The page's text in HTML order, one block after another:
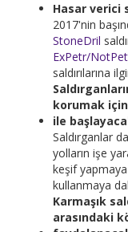
Hasar verici
2017'nin
StoneDril
ExPetr/
saldırılarına
korumak
ile
Saldırganlar
yolların işe
keşif
kullanmaya
Karmaşık
arasındaki